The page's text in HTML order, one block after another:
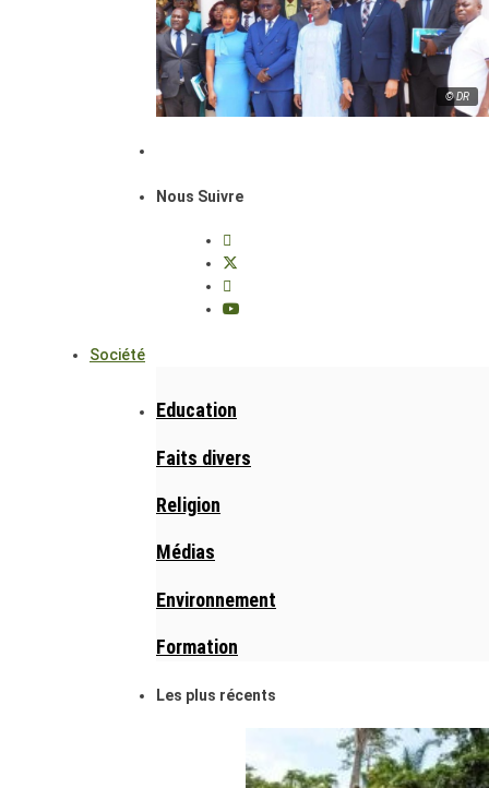
© DR
Nous Suivre
Société
Education
Faits divers
Religion
Médias
Environnement
Formation
Les plus récents